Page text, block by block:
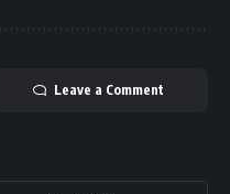
Leave a Comment